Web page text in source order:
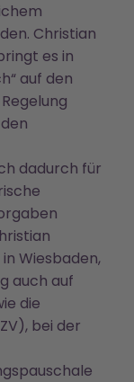
Christian
es in
auf den
dadurch für
Wiesbaden,
auch auf
die
bei der